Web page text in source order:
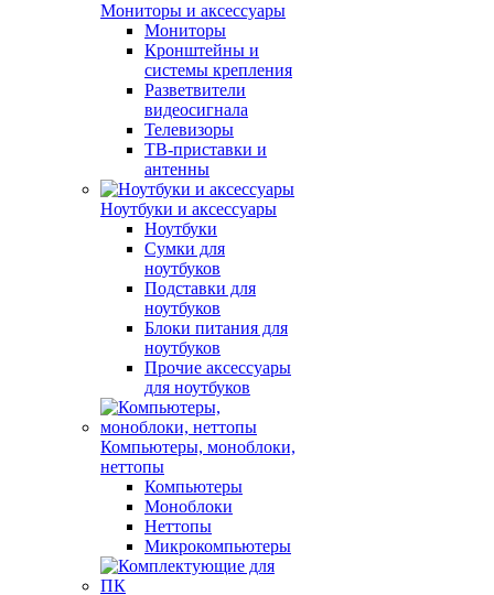
Мониторы и аксессуары
Мониторы
Кронштейны и
системы крепления
Разветвители
видеосигнала
Телевизоры
ТВ-приставки и
антенны
Ноутбуки и аксессуары
Ноутбуки
Сумки для
ноутбуков
Подставки для
ноутбуков
Блоки питания для
ноутбуков
Прочие аксессуары
для ноутбуков
Компьютеры, моноблоки,
неттопы
Компьютеры
Моноблоки
Неттопы
Микрокомпьютеры